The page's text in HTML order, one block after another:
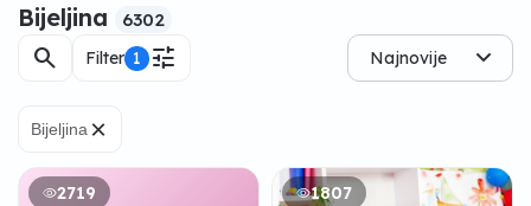
Bijeljina 6302
search Filter 1 tune Najnovije
Bijeljina×
2719 1807